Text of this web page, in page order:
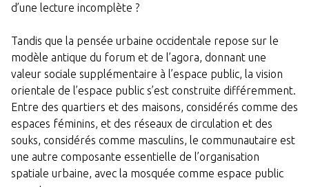
d’une lecture incomplète ?
Tandis que la pensée urbaine occidentale repose sur le
modèle antique du forum et de l’agora, donnant une
valeur sociale supplémentaire à l’espace public, la vision
orientale de l’espace public s’est construite différemment.
Entre des quartiers et des maisons, considérés comme des
espaces féminins, et des réseaux de circulation et des
souks, considérés comme masculins, le communautaire est
une autre composante essentielle de l’organisation
spatiale urbaine, avec la mosquée comme espace public